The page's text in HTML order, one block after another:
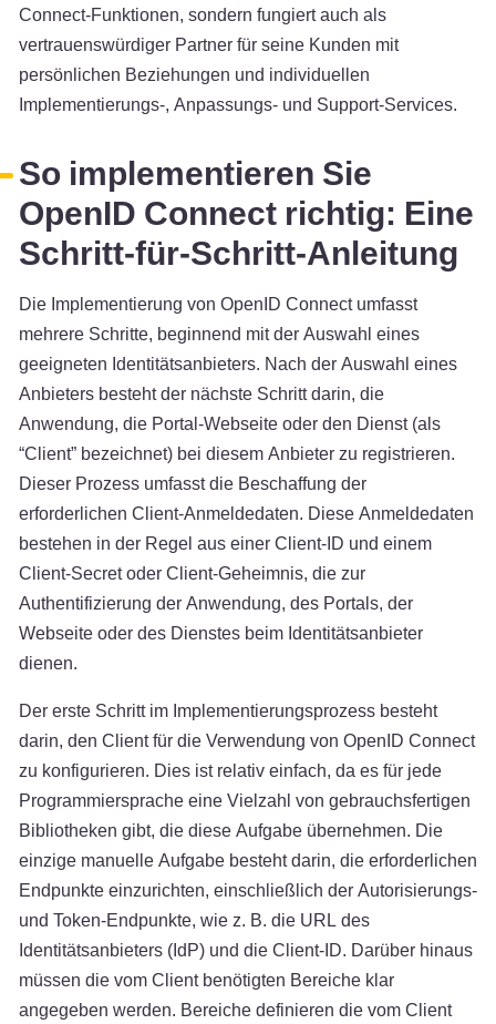
Connect-Funktionen, sondern fungiert auch als
vertrauenswürdiger Partner für seine Kunden mit
persönlichen Beziehungen und individuellen
Implementierungs-, Anpassungs- und Support-Services.
So implementieren Sie
OpenID Connect richtig: Eine
Schritt-für-Schritt-Anleitung
Die Implementierung von OpenID Connect umfasst
mehrere Schritte, beginnend mit der Auswahl eines
geeigneten Identitätsanbieters. Nach der Auswahl eines
Anbieters besteht der nächste Schritt darin, die
Anwendung, die Portal-Webseite oder den Dienst (als
“Client” bezeichnet) bei diesem Anbieter zu registrieren.
Dieser Prozess umfasst die Beschaffung der
erforderlichen Client-Anmeldedaten. Diese Anmeldedaten
bestehen in der Regel aus einer Client-ID und einem
Client-Secret oder Client-Geheimnis, die zur
Authentifizierung der Anwendung, des Portals, der
Webseite oder des Dienstes beim Identitätsanbieter
dienen.
Der erste Schritt im Implementierungsprozess besteht
darin, den Client für die Verwendung von OpenID Connect
zu konfigurieren. Dies ist relativ einfach, da es für jede
Programmiersprache eine Vielzahl von gebrauchsfertigen
Bibliotheken gibt, die diese Aufgabe übernehmen. Die
einzige manuelle Aufgabe besteht darin, die erforderlichen
Endpunkte einzurichten, einschließlich der Autorisierungs-
und Token-Endpunkte, wie z. B. die URL des
Identitätsanbieters (IdP) und die Client-ID. Darüber hinaus
müssen die vom Client benötigten Bereiche klar
angegeben werden. Bereiche definieren die vom Client